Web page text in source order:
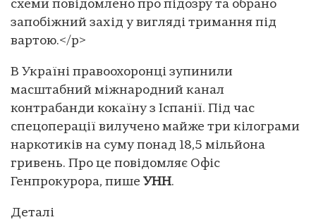
схеми повідомлено про підозру та обрано
запобіжний захід у вигляді тримання під
вартою.</p>
В Україні правоохоронці зупинили
масштабний міжнародний канал
контрабанди кокаїну з Іспанії. Під час
спецоперації вилучено майже три кілограми
наркотиків на суму понад 18,5 мільйона
гривень. Про це повідомляє Офіс
Генпрокурора, пише УНН.
Деталі